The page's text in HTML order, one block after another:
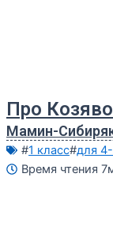
Про
Мамин-
#1 класс#для
Время чтения